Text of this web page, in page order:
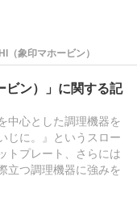
（象印マホービン）
ビン）」に関する記
中心とした調理機器を
じに。』というスロー
トプレート、さらには
立つ調理機器に強みを